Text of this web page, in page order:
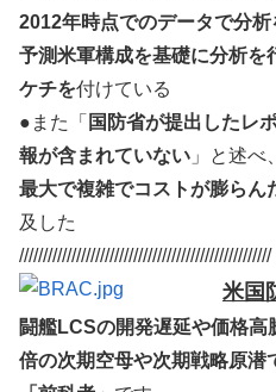
2012年時点でのデータで分
予測米軍構成を基礎に分析を
ケチを付けている
●また「 国防省が提出したレ
報が含まれていない 」と述べ
最大で複雑でコストが膨らん
及した
/////////////////////////////////////////////////////
米国
闘艦LCSの開発遅延や価格
倍の次期空母や次期戦略原潜